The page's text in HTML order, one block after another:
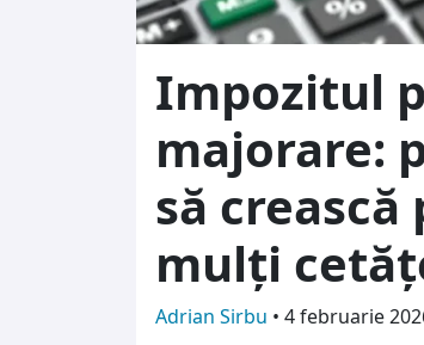
Impozitul
majorare:
să
mulți
Adrian Sirbu • 4 februarie